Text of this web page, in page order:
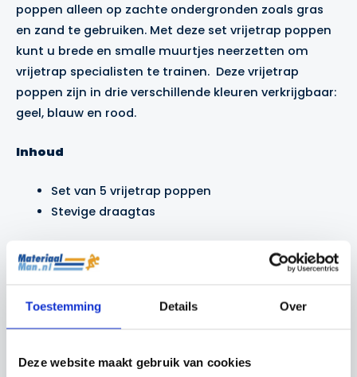
Toestemming Details Over
Deze website maakt gebruik van cookies
poppen alleen op zachte ondergronden zoals gras
en zand te gebruiken. Met deze set vrijetrap poppen
kunt u brede en smalle muurtjes neerzetten om
vrijetrap specialisten te trainen. Deze vrijetrap
poppen zijn in drie verschillende kleuren verkrijgbaar:
geel, blauw en rood.
Inhoud
Set van 5 vrijetrap poppen
Stevige draagtas
Actie!
Actie!